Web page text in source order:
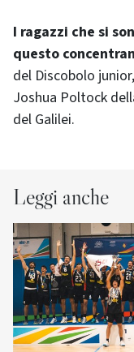
I ragazzi che si
questo
del Discobolo
Joshua Poltock
del Galilei.
Leggi anche